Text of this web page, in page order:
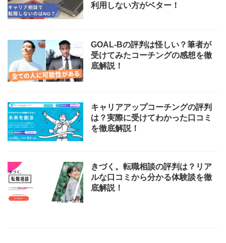
利用しない方がベター！
GOAL-Bの評判は怪しい？筆者が
受けてみたコーチングの感想を徹
底解説！
キャリアアップコーチングの評判
は？実際に受けてわかった口コミ
を徹底解説！
きづく。転職相談の評判は？リア
ルな口コミから分かる体験談を徹
底解説！